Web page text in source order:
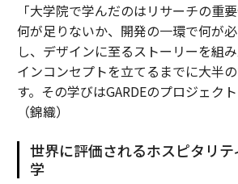
「大学院で学んだのはリサーチの重
何が足りないか、開発の一環で何が
し、デザインに至るストーリーを組
インコンセプトを立てるまでに大半
す。その学びはGARDEのプロジェク
（錦織）
世界に評価されるホスピタリ
学